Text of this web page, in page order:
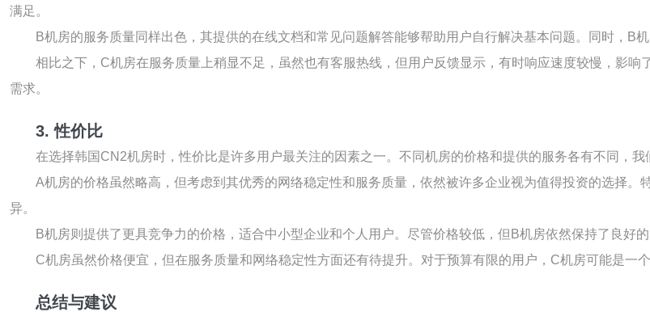
满足。
B机房的服务质量同样出色，其提供的在线文档和常见问题解答能够帮助用户自行解决基本问题。同时，B
相比之下，C机房在服务质量上稍显不足，虽然也有客服热线，但用户反馈显示，有时响应速度较慢，影
需求。
3. 性价比
在选择韩国CN2机房时，性价比是许多用户最关注的因素之一。不同机房的价格和提供的服务各有不同，我
A机房的价格虽然略高，但考虑到其优秀的网络稳定性和服务质量，依然被许多企业视为值得投资的选择
异。
B机房则提供了更具竞争力的价格，适合中小型企业和个人用户。尽管价格较低，但B机房依然保持了良好
C机房虽然价格便宜，但在服务质量和网络稳定性方面还有待提升。对于预算有限的用户，C机房可能是一
总结与建议